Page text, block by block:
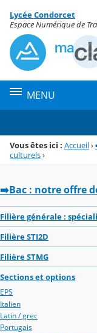
Menu de la rubrique
Contenu
Lycée Condorcet
Espace Numérique de
MENU
Vous êtes ici : Accueil›
culturels›
➡️Bac : notre offre
Filière générale :
Filière STI2D
Filière STMG
Sections et options
EPS
Italien
Latin / grec
Portugais